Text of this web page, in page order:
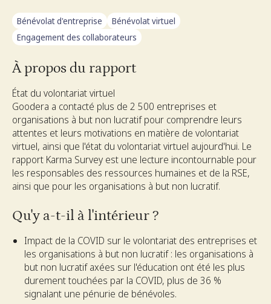
Bénévolat d'entreprise
Bénévolat virtuel
Engagement des collaborateurs
À propos du rapport
État du volontariat virtuel
Goodera a contacté plus de 2 500 entreprises et
organisations à but non lucratif pour comprendre leurs
attentes et leurs motivations en matière de volontariat
virtuel, ainsi que l'état du volontariat virtuel aujourd'hui. Le
rapport Karma Survey est une lecture incontournable pour
les responsables des ressources humaines et de la RSE,
ainsi que pour les organisations à but non lucratif.
Qu'y a-t-il à l'intérieur ?
Impact de la COVID sur le volontariat des entreprises et
les organisations à but non lucratif : les organisations à
but non lucratif axées sur l'éducation ont été les plus
durement touchées par la COVID, plus de 36 %
signalant une pénurie de bénévoles.